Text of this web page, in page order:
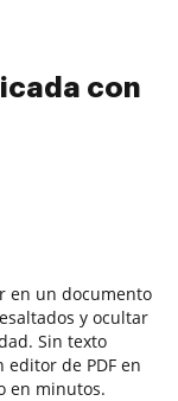
con
en un documento
y ocultar
Sin texto
de PDF en
en minutos.